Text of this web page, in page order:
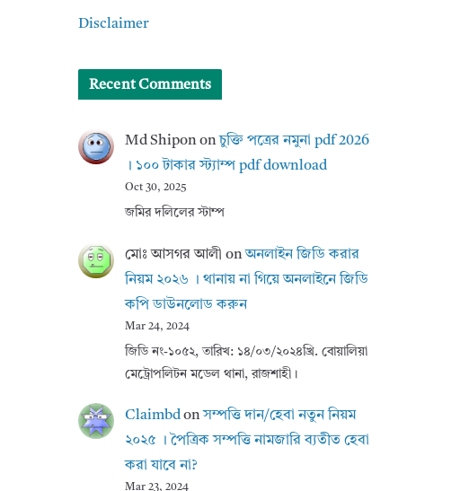
Disclaimer
Recent Comments
Md Shipononচুক্তি পত্রের নমুনা pdf 2026
। ১০০ টাকার স্ট্যাম্প pdf download
Oct 30, 2025
জমির দলিলের স্টাম্প
মোঃ আসগর আলী onঅনলাইন জিডি করার
নিয়ম ২০২৬ । থানায় না গিয়ে অনলাইনে জিডি
কপি ডাউনলোড করুন
Mar 24, 2024
জিডি নং-১০৫২, তারিখ: ১৪/০৩/২০২৪খ্রি. বোয়ালিয়া
মেট্রোপলিটন মডেল থানা, রাজশাহী।
Claimbdonসম্পত্তি দান/হেবা নতুন নিয়ম
২০২৫ । পৈত্রিক সম্পত্তি নামজারি ব্যতীত হেবা
করা যাবে না?
Mar 23, 2024